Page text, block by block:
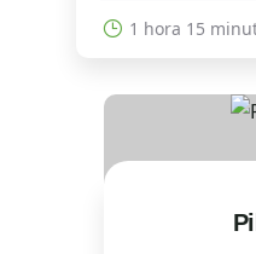
1 hora 15